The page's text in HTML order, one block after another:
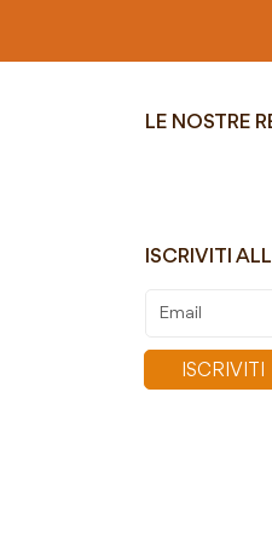
LE NOSTRE
ISCRIVITI
alla
nostra
Newsletter:
ISCRIVITI